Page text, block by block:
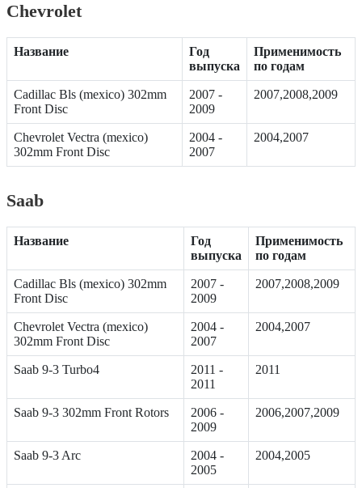
Chevrolet
Название
Год
выпуска
Применимость
по годам
Cadillac Bls (mexico) 302mm
Front Disc
2007 -
2009
2007,2008,2009
Chevrolet Vectra (mexico)
302mm Front Disc
2004 -
2007
2004,2007
Saab
Название
Год
выпуска
Применимость
по годам
Cadillac Bls (mexico) 302mm
Front Disc
2007 -
2009
2007,2008,2009
Chevrolet Vectra (mexico)
302mm Front Disc
2004 -
2007
2004,2007
Saab 9-3 Turbo4
2011 -
2011
2011
Saab 9-3 302mm Front Rotors
2006 -
2009
2006,2007,2009
Saab 9-3 Arc
2004 -
2005
2004,2005